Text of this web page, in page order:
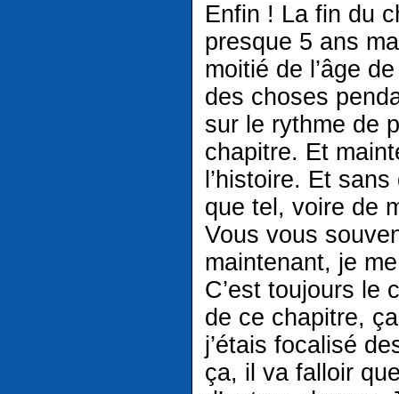
Enfin ! La fin du
presque 5 ans
moitié de l’âge
des choses
sur le rythme de
chapitre. Et
l’histoire. Et
que tel, voire de
Vous vous
maintenant, je
C’est toujours le
de ce chapitre,
j’étais focalisé
ça, il va falloir